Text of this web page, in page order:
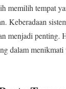
memilih tempat
Keberadaan
menjadi penting.
dalam